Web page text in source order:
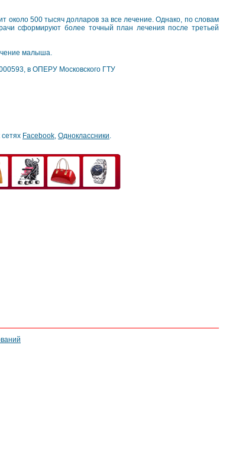
около 500 тысяч долларов за все лечение. Однако, по словам
сформируют более точный план лечения после третьей
малыша.
в ОПЕРУ Московского ГТУ
Facebook, Одноклассники.